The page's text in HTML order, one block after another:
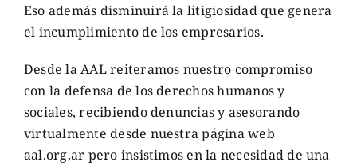
Eso además disminuirá la litigiosidad que genera
el incumplimiento de los empresarios.
Desde la AAL reiteramos nuestro compromiso
con la defensa de los derechos humanos y
sociales, recibiendo denuncias y asesorando
virtualmente desde nuestra página web
aal.org.ar pero insistimos en la necesidad de una